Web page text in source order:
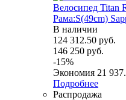
Велосипед Titan
Рама:S(49cm)
В наличии
124 312.50 руб.
146 250 руб.
-15%
Экономия 21
Подробнее
Распродажа